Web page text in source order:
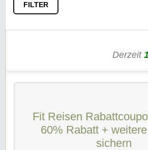
FILTER
Derzeit 1
Fit Reisen
60% Rabatt +
sichern